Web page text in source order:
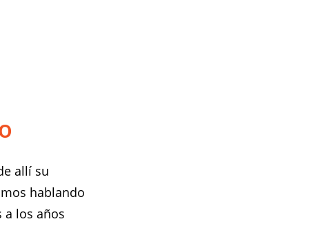
allí su
hablando
a los años